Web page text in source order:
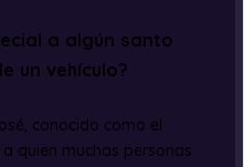
a algún santo
un vehículo?
conocido como el
quien muchas personas